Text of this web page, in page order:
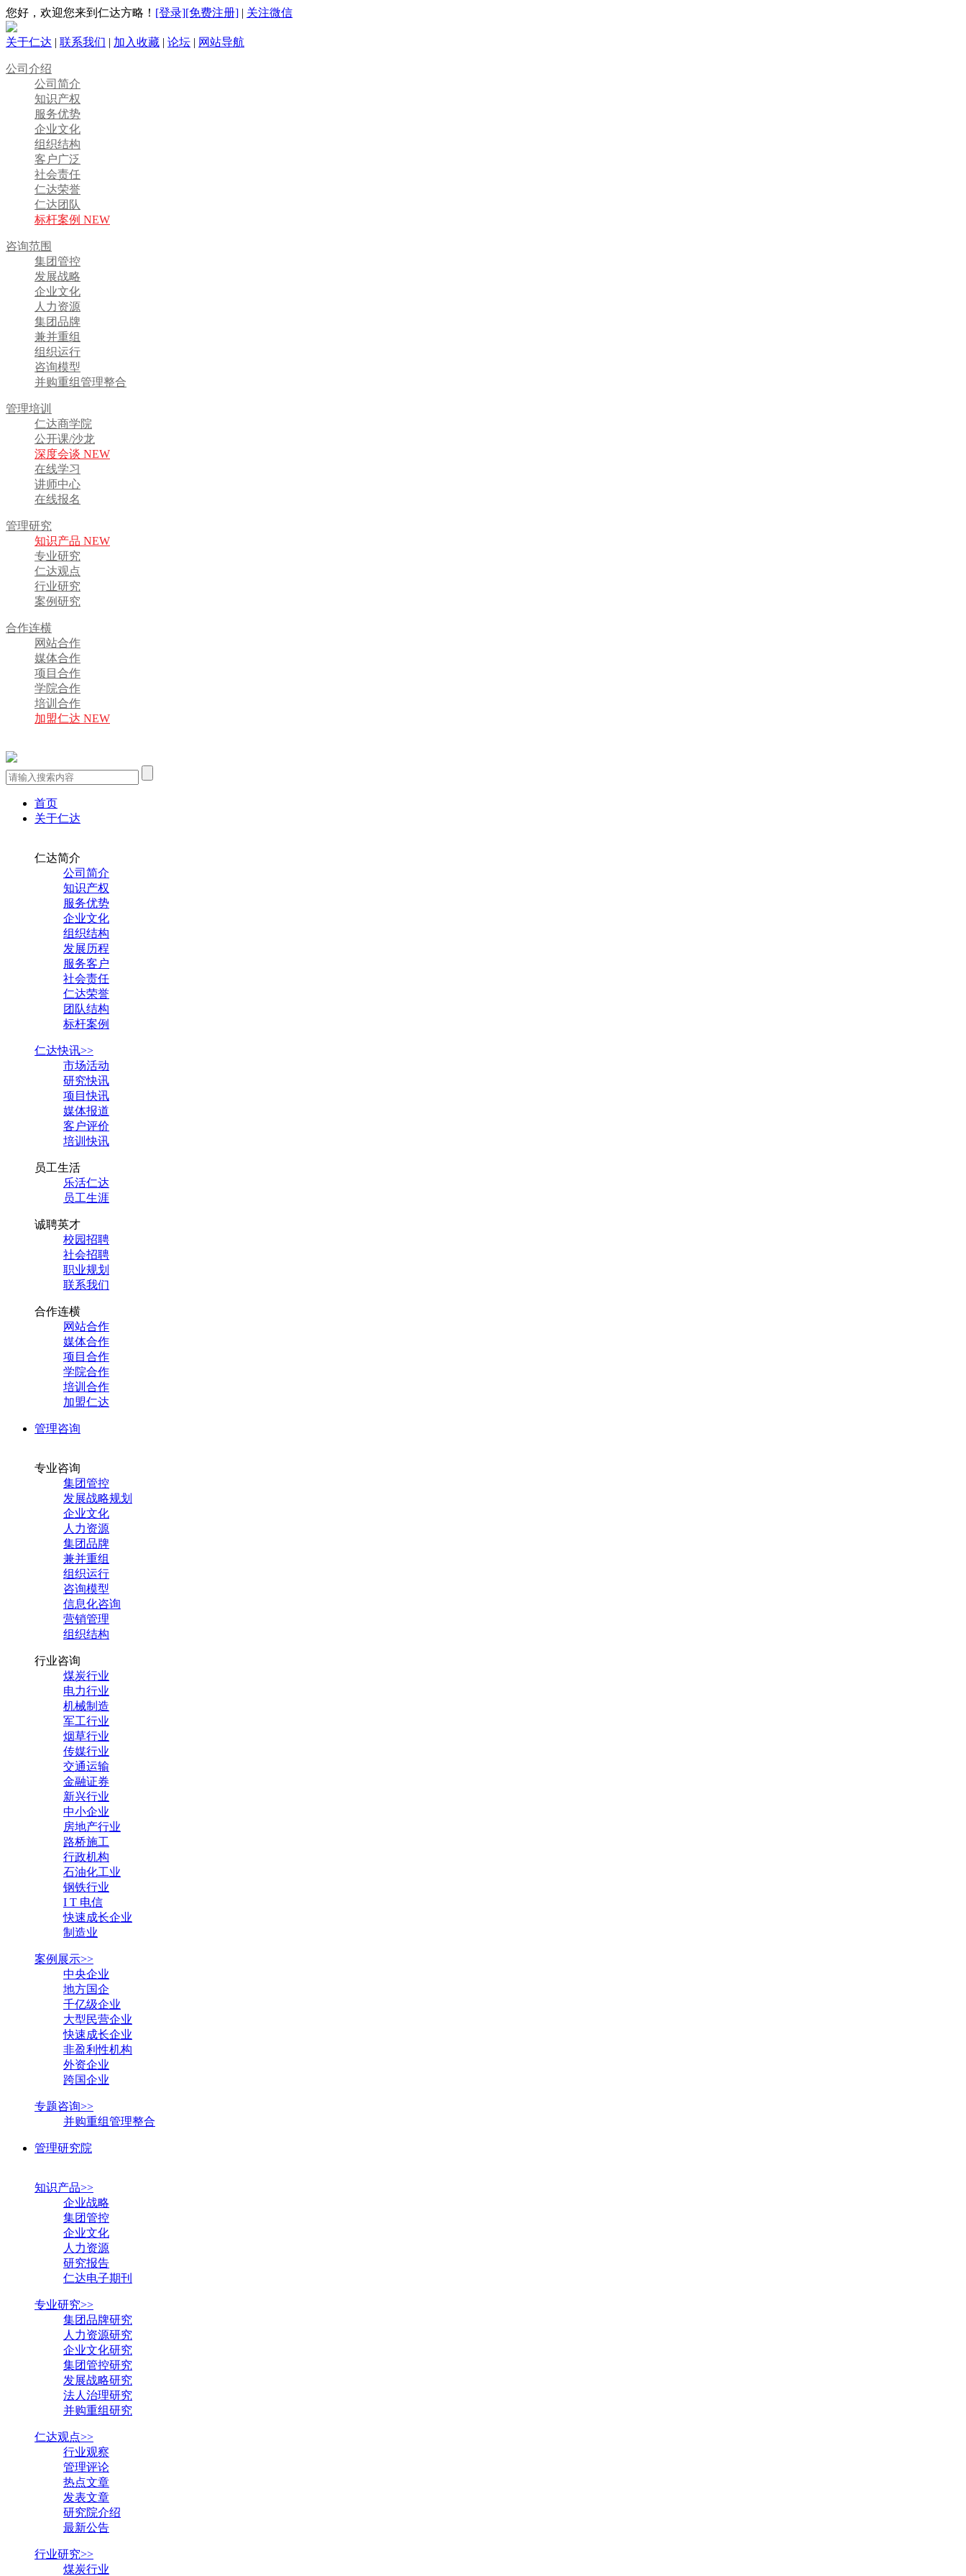
您好，欢迎您来到仁达方略！ [登录][免费注册] | 关注微信
关于仁达 | 联系我们 | 加入收藏 | 论坛 | 网站导航
公司介绍
公司简介
知识产权
服务优势
企业文化
组织结构
客户广泛
社会责任
仁达荣誉
仁达团队
标杆案例 NEW
咨询范围
集团管控
发展战略
企业文化
人力资源
集团品牌
兼并重组
组织运行
咨询模型
并购重组管理整合
管理培训
仁达商学院
公开课/沙龙
深度会谈 NEW
在线学习
讲师中心
在线报名
管理研究
知识产品 NEW
专业研究
仁达观点
行业研究
案例研究
合作连横
网站合作
媒体合作
项目合作
学院合作
培训合作
加盟仁达 NEW
首页
关于仁达
仁达简介
公司简介
知识产权
服务优势
企业文化
组织结构
发展历程
服务客户
社会责任
仁达荣誉
团队结构
标杆案例
仁达快讯>>
市场活动
研究快讯
项目快讯
媒体报道
客户评价
培训快讯
员工生活
乐活仁达
员工生涯
诚聘英才
校园招聘
社会招聘
职业规划
联系我们
合作连横
网站合作
媒体合作
项目合作
学院合作
培训合作
加盟仁达
管理咨询
专业咨询
集团管控
发展战略规划
企业文化
人力资源
集团品牌
兼并重组
组织运行
咨询模型
信息化咨询
营销管理
组织结构
行业咨询
煤炭行业
电力行业
机械制造
军工行业
烟草行业
传媒行业
交通运输
金融证券
新兴行业
中小企业
房地产行业
路桥施工
行政机构
石油化工业
钢铁行业
I T 电信
快速成长企业
制造业
案例展示>>
中央企业
地方国企
千亿级企业
大型民营企业
快速成长企业
非盈利性机构
外资企业
跨国企业
专题咨询>>
并购重组管理整合
管理研究院
知识产品>>
企业战略
集团管控
企业文化
人力资源
研究报告
仁达电子期刊
专业研究>>
集团品牌研究
人力资源研究
企业文化研究
集团管控研究
发展战略研究
法人治理研究
并购重组研究
仁达观点>>
行业观察
管理评论
热点文章
发表文章
研究院介绍
最新公告
行业研究>>
煤炭行业